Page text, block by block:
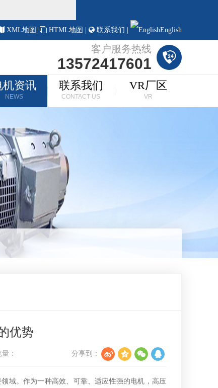
XML地图 HTML地图 联系我们 English
客户服务热线
13572417601
机资讯
NEWS
联系我们
CONTACT US
VR厂区
VR
优势
： 分享到：
域。作为一种高效、可靠、适应性强的电机，高压